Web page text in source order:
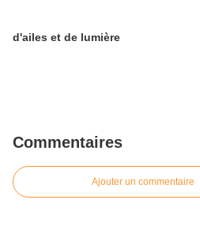
d'ailes et de lumière
Commentaires
Ajouter un commentaire